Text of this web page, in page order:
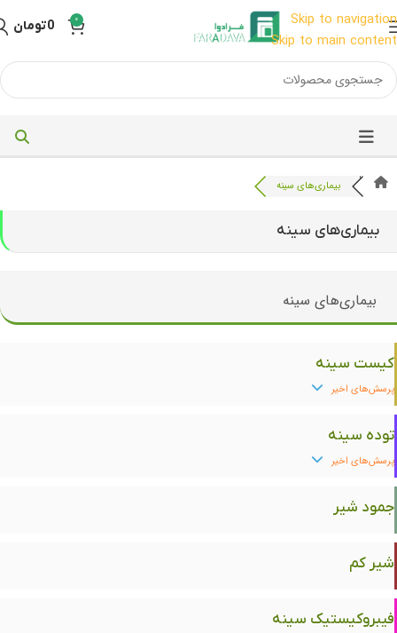
Skip to navigation
Skip to main content
0
0تومان
بیماری‌های سینه
بیماری‌های سینه
بیماری‌های سینه
کیست سینه
پرسش‌های اخیر
توده سینه
پرسش‌های اخیر
جمود شیر
شیر کم
فیبروکیستیک سینه